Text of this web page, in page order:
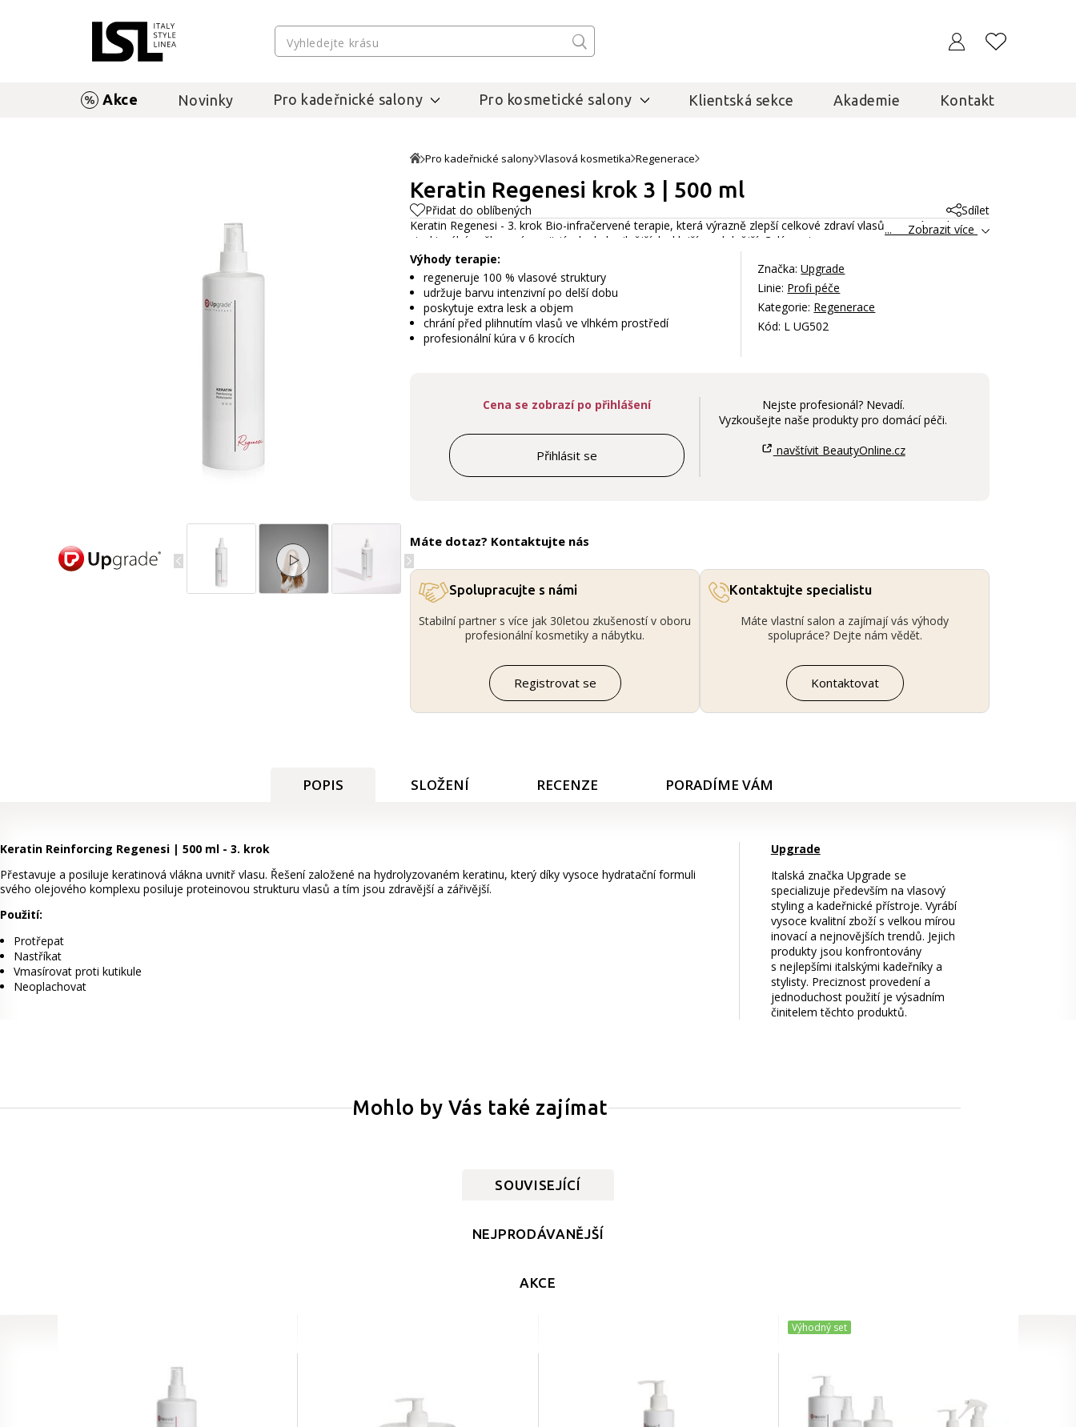
Akce Novinky Pro kadeřnické salony Pro kosmetické salony Klientská sekce Akademie Kontakt
Pro kadeřnické salony Vlasová kosmetika Regenerace
Keratin Regenesi krok 3 | 500 ml
Přidat do oblíbených
Sdílet
Keratin Regenesi - 3. krok Bio-infračervené terapie, která výrazně zlepší celkové zdraví vlasů, opraví jejich
strukturální poškození a zajistí, aby byly silnější, lesklejší a odolnější. Celý popis
... Zobrazit více
Výhody terapie:
regeneruje 100 % vlasové struktury
udržuje barvu intenzivní po delší dobu
poskytuje extra lesk a objem
chrání před plihnutím vlasů ve vlhkém prostředí
profesionální kúra v 6 krocích
Značka:Upgrade
Linie: Profi péče
Kategorie: Regenerace
Kód: L UG502
Cena se zobrazí po přihlášení
Přihlásit se
Nejste profesionál? Nevadí.
Vyzkoušejte naše produkty pro domácí péči.
navštívit BeautyOnline.cz
Máte dotaz? Kontaktujte nás
Spolupracujte s námi
Stabilní partner s více jak 30letou zkušeností v oboru
profesionální kosmetiky a nábytku.
Registrovat se
Kontaktujte specialistu
Máte vlastní salon a zajímají vás výhody
spolupráce? Dejte nám vědět.
Kontaktovat
POPIS SLOŽENÍ RECENZE PORADÍME VÁM
Keratin Reinforcing Regenesi | 500 ml - 3. krok
Přestavuje a posiluje keratinová vlákna uvnitř vlasu. Řešení založené na hydrolyzovaném keratinu, který díky vysoce hydratační formuli
svého olejového komplexu posiluje proteinovou strukturu vlasů a tím jsou zdravější a zářivější.
Použití:
Protřepat
Nastříkat
Vmasírovat proti kutikule
Neoplachovat
Upgrade
Italská značka Upgrade se
specializuje především na vlasový
styling a kadeřnické přístroje. Vyrábí
vysoce kvalitní zboží s velkou mírou
inovací a nejnovějších trendů. Jejich
produkty jsou konfrontovány
s nejlepšími italskými kadeřníky a
stylisty. Preciznost provedení a
jednoduchost použití je výsadním
činitelem těchto produktů.
Mohlo by Vás také zajímat
SOUVISEJÍCÍ
NEJPRODÁVANĚJŠÍ
AKCE
Výhodný set